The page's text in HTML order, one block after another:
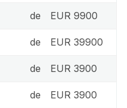
de EUR 9900
de EUR 39900
de EUR 3900
de EUR 3900